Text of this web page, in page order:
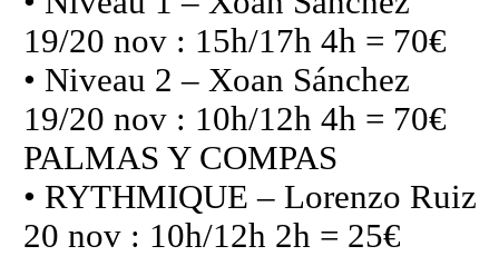
19/20 nov : 15h/17h 4h = 70€
• Niveau 2 – Xoan Sánchez
19/20 nov : 10h/12h 4h = 70€
PALMAS Y COMPAS
• RYTHMIQUE – Lorenzo Ruiz
20 nov : 10h/12h 2h = 25€